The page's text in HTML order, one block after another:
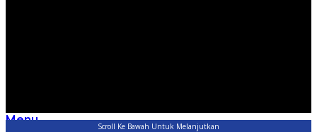
Scroll Ke Bawah Untuk Melanjutkan
Menu